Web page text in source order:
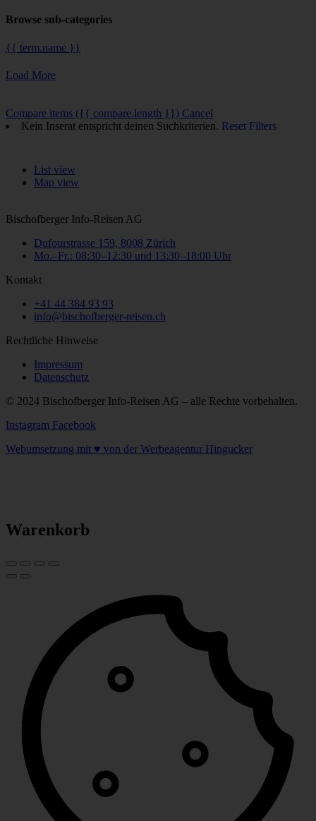
Browse sub-categories
{{ term.name }}
Load More
Compare items ({{ compare.length }}) Cancel
Kein Inserat entspricht deinen Suchkriterien. Reset Filters
List view
Map view
Bischofberger Info-Reisen AG
Dufourstrasse 159, 8008 Zürich
Mo.–Fr.: 08:30–12:30 und 13:30–18:00 Uhr
Kontakt
+41 44 384 93 93
info@bischofberger-reisen.ch
Rechtliche Hinweise
Impressum
Datenschutz
© 2024 Bischofberger Info-Reisen AG – alle Rechte vorbehalten.
Instagram Facebook
Webumsetzung mit ♥ von der Werbeagentur Hingucker
Warenkorb